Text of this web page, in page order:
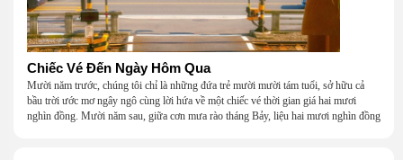
Chiếc Vé Đến Ngày Hôm Qua
Mười năm trước, chúng tôi chỉ là những đứa trẻ mười mười tám tuổi, sở hữu cả
bầu trời ước mơ ngây ngô cùng lời hứa về một chiếc vé thời gian giá hai mươi
nghìn đồng. Mười năm sau, giữa cơn mưa rào tháng Bảy, liệu hai mươi nghìn đồng